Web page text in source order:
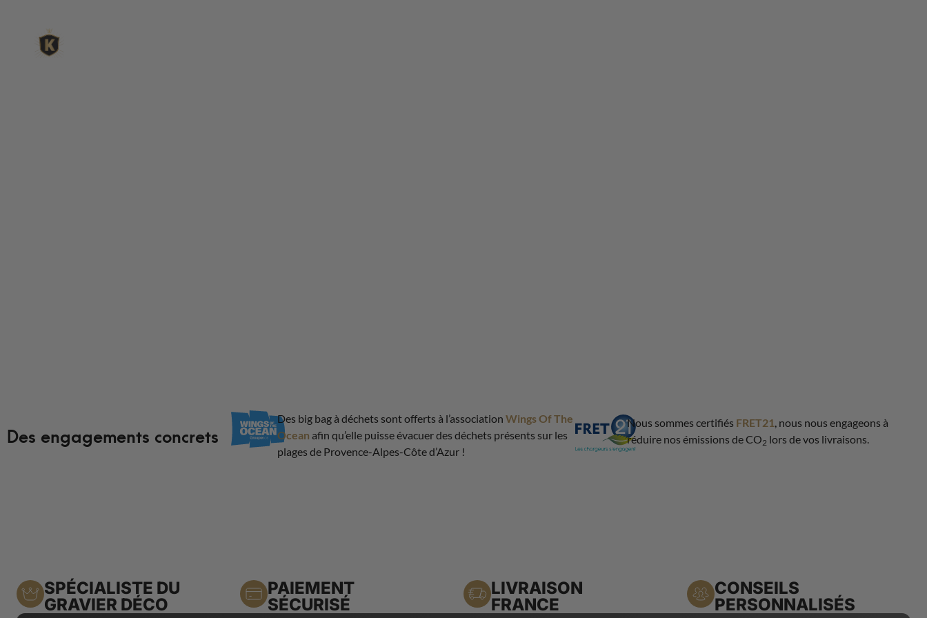
Des engagements concrets
Des big bag à déchets sont offerts à l’associationWings Of The
Ocean afin qu’elle puisse évacuer des déchets présents sur les
plages de Provence-Alpes-Côte d’Azur !
Nous sommes certifiés FRET21 , nous nous engageons à
réduire nos émissions de CO2 lors de vos livraisons.
SPÉCIALISTE DU
GRAVIER DÉCO
PAIEMENT
SÉCURISÉ
LIVRAISON
FRANCE
CONSEILS
PERSONNALISÉS